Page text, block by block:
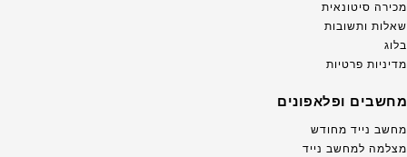
מכירה סיטונאית
שאלות ותשובות
בלוג
מדיניות פרטיות
מחשבים ופלאפונים
מחשב נייד מחודש
מצלמה למחשב נייד